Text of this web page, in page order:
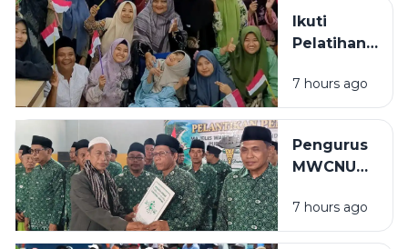
Reschedule
atau
Tiket
Ikuti
Pelatihan
Qur'an
Isyarat,
Disabilitas:
Saya
Bisa Baca
Sedikit
7 hours ago
Pengurus
MWCNU
Mandangin
Dilantik,
7 hours ago